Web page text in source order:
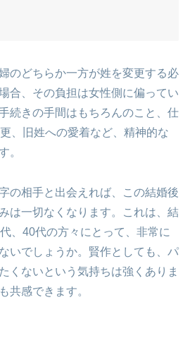
のどちらか一方が姓を変更する必
合、その負担は女性側に偏ってい
続きの手間はもちろんのこと、仕
、旧姓への愛着など、精神的な
。
の相手と出会えれば、この結婚後
は一切なくなります。これは、結
、40代の方々にとって、非常に
いでしょうか。賢作としても、パ
くないという気持ちは強くありま
共感できます。